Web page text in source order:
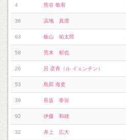
4 熊谷 敬宥
36 浜地 真澄
63 板山 祐太郎
58 荒木 郁也
26 呂 彦青（ル イェンチン）
53 島田 海吏
39 長坂 拳弥
92 伊藤 和雄
32 井上 広大